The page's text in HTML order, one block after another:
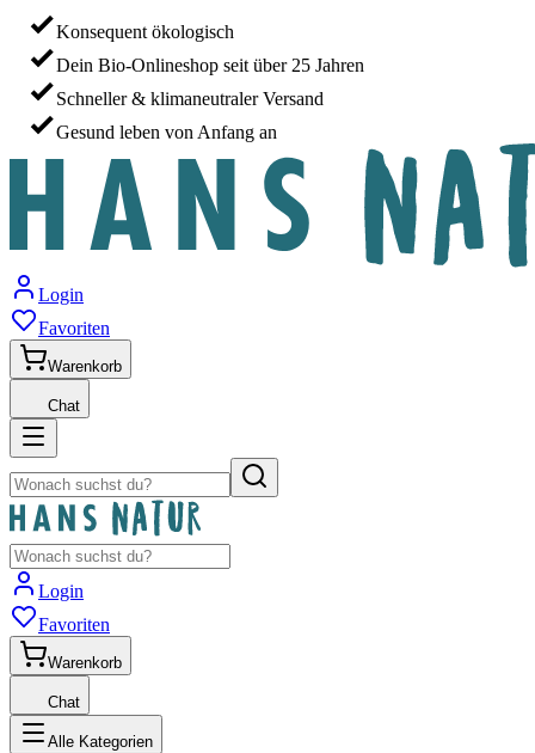
Konsequent ökologisch
Dein Bio-Onlineshop seit über 25 Jahren
Schneller & klimaneutraler Versand
Gesund leben von Anfang an
Login
Favoriten
Warenkorb
Chat
Login
Favoriten
Warenkorb
Chat
Alle Kategorien